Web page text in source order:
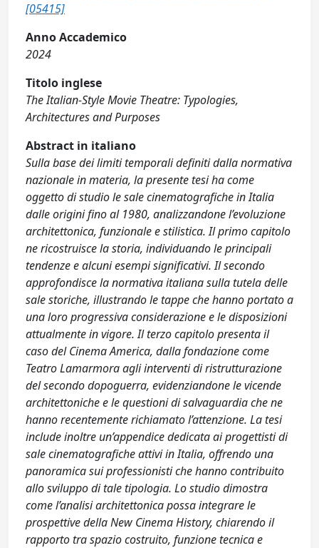
[05415]
Anno Accademico
2024
Titolo inglese
The Italian-Style Movie Theatre: Typologies,
Architectures and Purposes
Abstract in italiano
Sulla base dei limiti temporali definiti dalla normativa
nazionale in materia, la presente tesi ha come
oggetto di studio le sale cinematografiche in Italia
dalle origini fino al 1980, analizzandone l’evoluzione
architettonica, funzionale e stilistica. Il primo capitolo
ne ricostruisce la storia, individuando le principali
tendenze e alcuni esempi significativi. Il secondo
approfondisce la normativa italiana sulla tutela delle
sale storiche, illustrando le tappe che hanno portato a
una loro progressiva considerazione e le disposizioni
attualmente in vigore. Il terzo capitolo presenta il
caso del Cinema America, dalla fondazione come
Teatro Lamarmora agli interventi di ristrutturazione
del secondo dopoguerra, evidenziandone le vicende
architettoniche e le questioni di salvaguardia che ne
hanno recentemente richiamato l’attenzione. La tesi
include inoltre un’appendice dedicata ai progettisti di
sale cinematografiche attivi in Italia, offrendo una
panoramica sui professionisti che hanno contribuito
allo sviluppo di tale tipologia. Lo studio dimostra
come l’analisi architettonica possa integrare le
prospettive della New Cinema History, chiarendo il
rapporto tra spazio costruito, funzione tecnica e